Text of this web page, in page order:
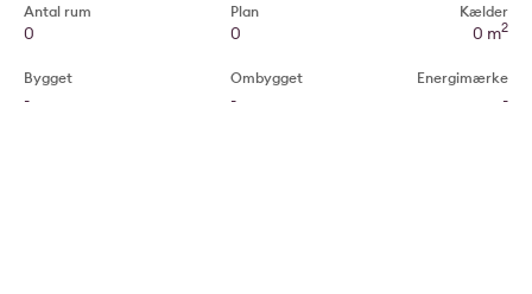
Antal rum
0
Bygget
-
Plan
0
Ombygget
-
Kælder
0 m2
Energimærke
-